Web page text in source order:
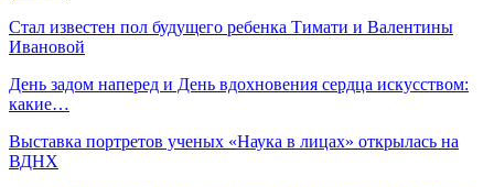
Стал известен пол будущего ребенка Тимати и Валентины
Ивановой
День задом наперед и День вдохновения сердца искусством:
какие…
Выставка портретов ученых «Наука в лицах» открылась на
ВДНХ